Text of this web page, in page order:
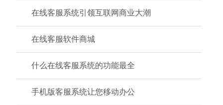
在线客服系统引领互联网商业大潮
在线客服软件商城
什么在线客服系统的功能最全
手机版客服系统让您移动办公